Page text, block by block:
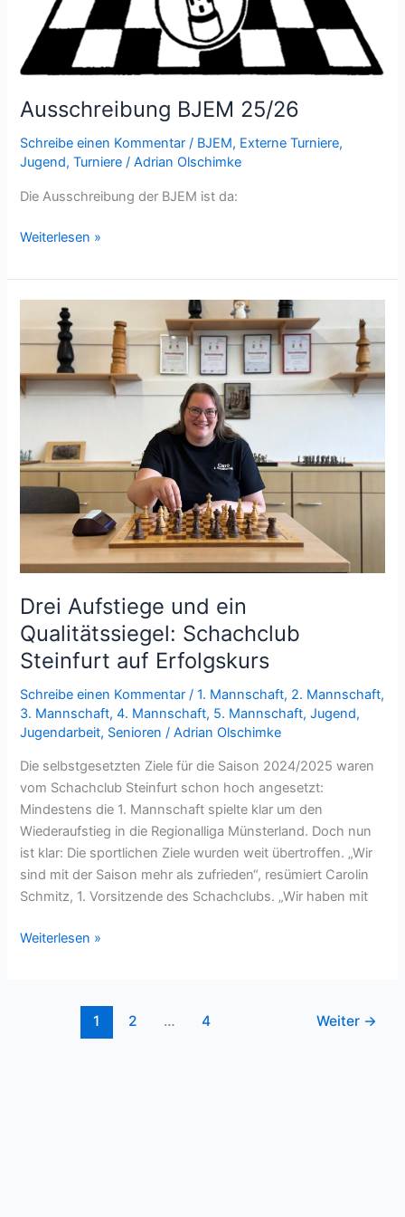
Steinfurter
Nachwuchs
Ausschreibung BJEM 25/26
Schreibe einen Kommentar / BJEM, Externe Turniere,
Jugend,Turniere /Adrian Olschimke
Die Ausschreibung der BJEM ist da:
Ausschreibung
25/26
Weiterlesen »
Drei Aufstiege und ein
Qualitätssiegel: Schachclub
Steinfurt auf Erfolgskurs
Schreibe einen Kommentar /1. Mannschaft, 2. Mannschaft,
3. Mannschaft,4. Mannschaft, 5. Mannschaft,Jugend,
Jugendarbeit, Senioren /Adrian Olschimke
Die selbstgesetzten Ziele für die Saison 2024/2025 waren
vom Schachclub Steinfurt schon hoch angesetzt:
Mindestens die 1. Mannschaft spielte klar um den
Wiederaufstieg in die Regionalliga Münsterland. Doch nun
ist klar: Die sportlichen Ziele wurden weit übertroffen. „Wir
sind mit der Saison mehr als zufrieden“, resümiert Carolin
Schmitz, 1. Vorsitzende des Schachclubs. „Wir haben mit
Drei
Qualitätssiegel:
Weiterlesen »
1 2 … 4 Weiter →